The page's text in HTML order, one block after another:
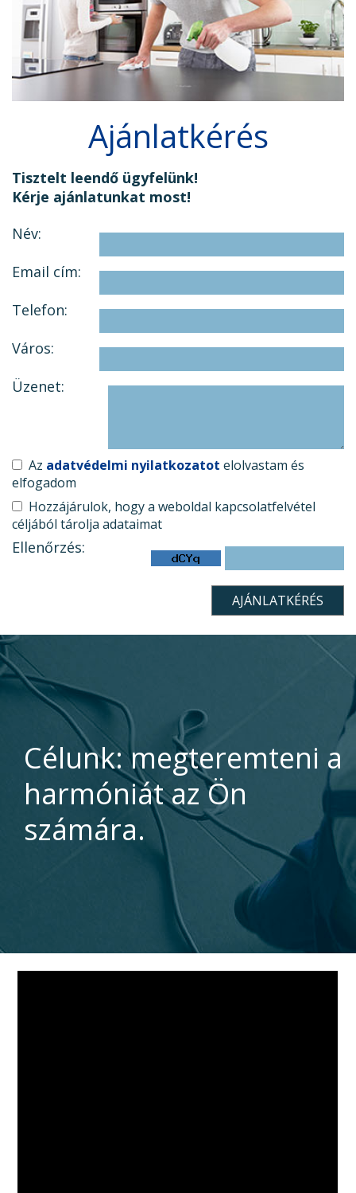
Ajánlatkérés
Tisztelt leendő ügyfelünk!
Kérje ajánlatunkat most!
Név:
Email cím:
Telefon:
Város:
Üzenet:
Az adatvédelmi nyilatkozatot elolvastam és
elfogadom
Hozzájárulok, hogy a weboldal kapcsolatfelvétel
céljából tárolja adataimat
Ellenőrzés:
Célunk: megteremteni a
harmóniát az Ön
számára.